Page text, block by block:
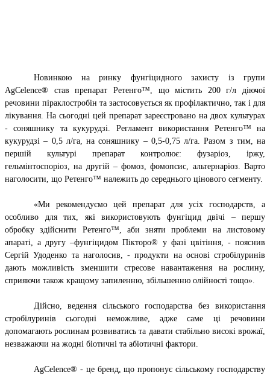
Новинкою на ринку фунгіцидного захисту із групи
AgCelence® став препарат Ретенго™, що містить 200 г/л діючої
речовини піраклостробін та застосовується як профілактично, так і для
лікування. На сьогодні цей препарат зареєстровано на двох культурах
- соняшнику та кукурудзі. Регламент використання Ретенго™ на
кукурудзі – 0,5 л/га, на соняшнику – 0,5-0,75 л/га. Разом з тим, на
першій культурі препарат контролює: фузаріоз, іржу,
гельмінтоспоріоз, на другій – фомоз, фомопсис, альтернаріоз. Варто
наголосити, що Ретенго™ належить до середнього цінового сегменту.
«Ми рекомендуємо цей препарат для усіх господарств, а
особливо для тих, які використовують фунгіцид двічі – першу
обробку здійснити Ретенго™, аби зняти проблеми на листовому
апараті, а другу –фунгіцидом Пікторо® у фазі цвітіння, - пояснив
Сергій Удоденко та наголосив, - продукти на основі стробілуринів
дають можливість зменшити стресове навантаження на рослину,
сприяючи також кращому запиленню, збільшенню олійності тощо».
Дійсно, ведення сільського господарства без використання
стробілуринів сьогодні неможливе, адже саме ці речовини
допомагають рослинам розвиватись та давати стабільно високі врожаї,
незважаючи на жодні біотичні та абіотичні фактори.
AgCelence® - це бренд, що пропонує сільському господарству